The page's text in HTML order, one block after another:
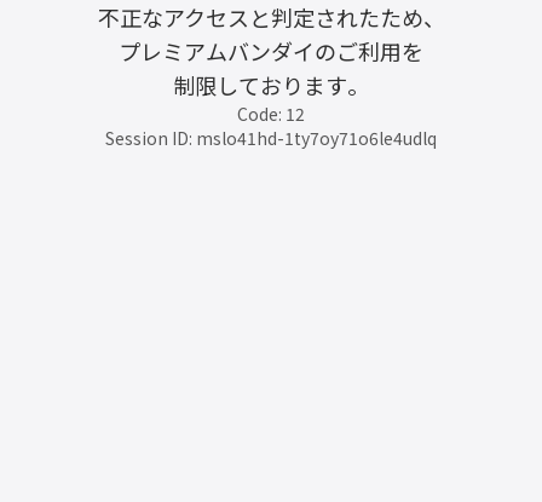
不正なアクセスと判定されたため、
プレミアムバンダイのご利用を
制限しております。
Code: 12
Session ID: mslo41hd-1ty7oy71o6le4udlq